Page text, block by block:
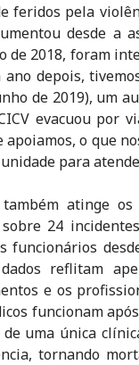
feridos pela
desde a
de 2018, foram
ano depois,
de 2019), um
evacuou por
apoiamos, o que
para
atinge os
24
funcionários
reflitam
e os
funcionam
uma única
tornando